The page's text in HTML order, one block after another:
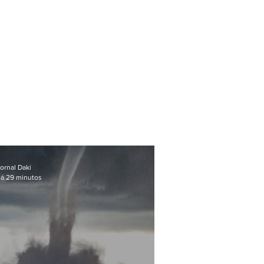
Daki
29 minutos